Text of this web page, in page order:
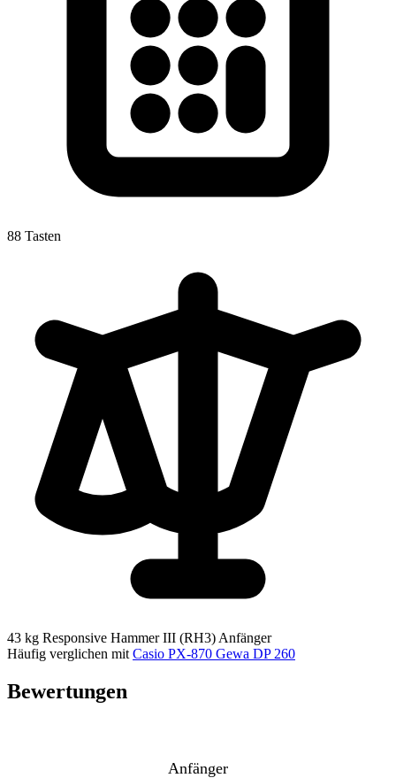
88 Tasten
43 kg Responsive Hammer III (RH3) Anfänger
Häufig verglichen mit Casio PX-870 Gewa DP 260
Bewertungen
Anfänger